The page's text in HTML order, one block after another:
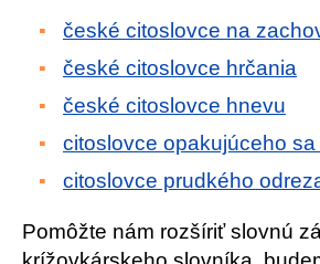
české citoslovce na
české citoslovce hrčania
české citoslovce hnevu
citoslovce opakujúceho sa
citoslovce prudkého
Pomôžte nám rozšíriť slovnú